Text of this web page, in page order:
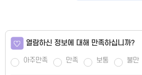
열람하신 정보에 대해 만족하십니까?
아주만족 만족 보통 불만